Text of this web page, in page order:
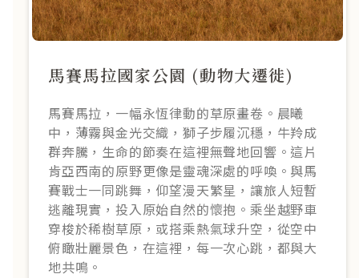
馬賽馬拉國家公園 (動物大遷徙)
馬賽馬拉，一幅永恆律動的草原畫卷。晨曦
中，薄霧與金光交織，獅子步履沉穩，牛羚成
群奔騰，生命的節奏在這裡無聲地回響。這片
肯亞西南的原野更像是靈魂深處的呼喚。與馬
賽戰士一同跳舞，仰望漫天繁星，讓旅人短暫
逃離現實，投入原始自然的懷抱。乘坐越野車
穿梭於稀樹草原，或搭乘熱氣球升空，從空中
俯瞰壯麗景色，在這裡，每一次心跳，都與大
地共鳴。